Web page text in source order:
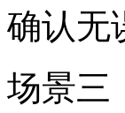
确认无
场景三